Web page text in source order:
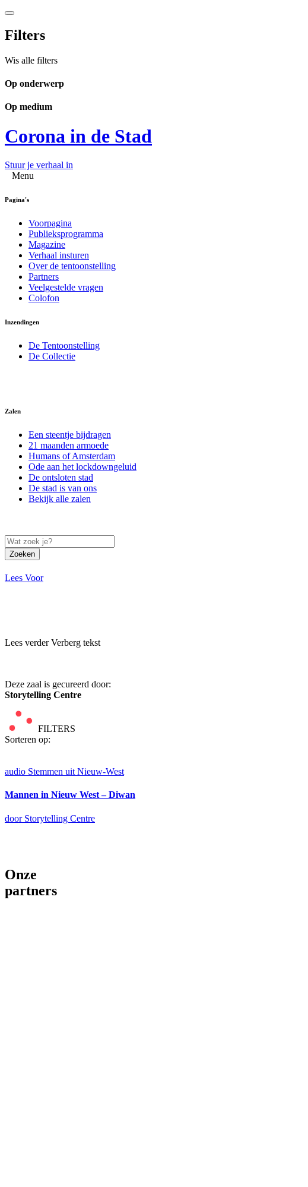
Filters
Wis alle filters
Op onderwerp
Op medium
Corona in de Stad
Stuur je verhaal in
Menu
Pagina's
Voorpagina
Publieksprogramma
Magazine
Verhaal insturen
Over de tentoonstelling
Partners
Veelgestelde vragen
Colofon
Inzendingen
De Tentoonstelling
De Collectie
Zalen
Een steentje bijdragen
21 maanden armoede
Humans of Amsterdam
Ode aan het lockdowngeluid
De ontsloten stad
De stad is van ons
Bekijk alle zalen
Zoeken
Lees Voor
Lees verderVerberg tekst
Deze zaal is gecureerd door:
Storytelling Centre
FILTERS
Sorteren op:
audio Stemmen uit Nieuw-West
Mannen in Nieuw West – Diwan
door Storytelling Centre
Onze
partners